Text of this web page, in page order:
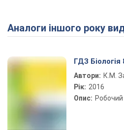
Аналоги іншого року
ГДЗ Біологія
Автори: К.М.
Рік: 2016
Опис: